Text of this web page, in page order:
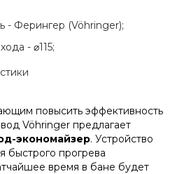
- Ферингер (Vöhringer);
- ⌀115;
повысить эффективность
Vöhringer предлагает
экономайзер. Устройство
быстрого прогрева
время в бане будет